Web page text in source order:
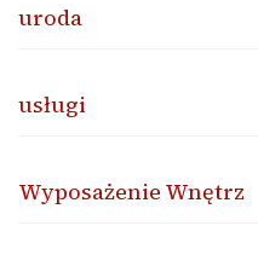
uroda
usługi
Wyposażenie Wnętrz